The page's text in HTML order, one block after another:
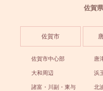
佐賀
佐賀市
佐賀市中心部
大和周辺
諸富・川副・東与
唐
浜
北